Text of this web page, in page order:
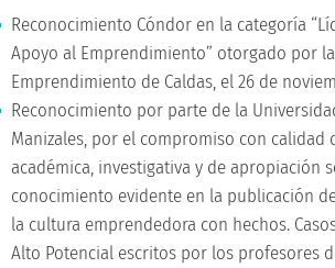
Reconocimiento Cóndor en la categoría
Apoyo al Emprendimiento” otorgado por
Emprendimiento de Caldas, el 26 de
Reconocimiento por parte de la
Manizales, por el compromiso con calidad
académica, investigativa y de apropiación
conocimiento evidente en la publicación
la cultura emprendedora con hechos.
Alto Potencial escritos por los profesores